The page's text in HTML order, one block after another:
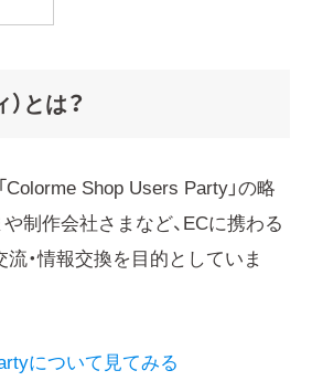
とは？
Colorme Shop Users Party」の略
制作会社さまなど、ECに携わる
・情報交換を目的としていま
について見てみる